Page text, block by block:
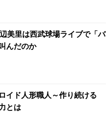
美里は西武球場ライブで「バ
んだのか
イド人形職人～作り続ける
とは